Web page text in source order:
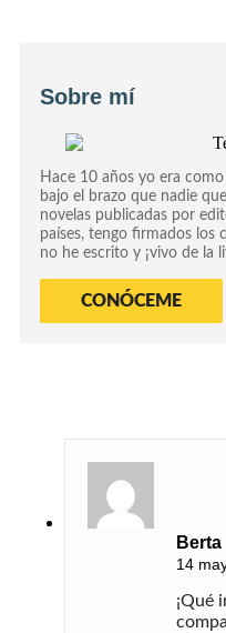
Sobre mí
Hace 10 años yo era
bajo el brazo que nadie
novelas publicadas por
países, tengo firmados los
no he escrito y ¡vivo de la
CONÓCEME
Berta
14
¡Qué